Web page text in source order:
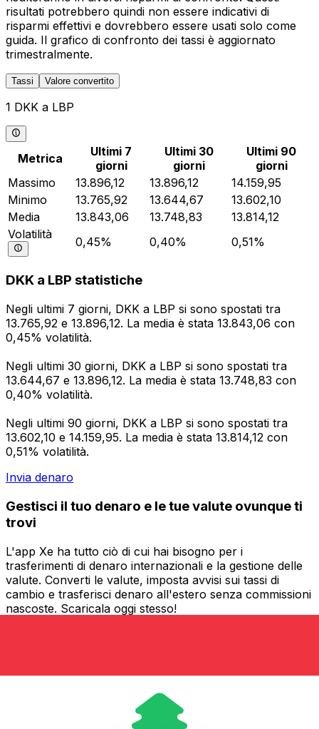
risultati potrebbero quindi non essere indicativi di
risparmi effettivi e dovrebbero essere usati solo come
guida. Il grafico di confronto dei tassi è aggiornato
trimestralmente.
Tassi Valore convertito
1 DKK a LBP
Metrica
Ultimi 7
giorni
Ultimi 30
giorni
Ultimi 90
giorni
Massimo
13.896,12 13.896,12
14.159,95
Minimo
13.765,92 13.644,67
13.602,10
Media
13.843,06 13.748,83
13.814,12
Volatilità
0,45% 0,40% 0,51%
DKK a LBP statistiche
Negli ultimi 7 giorni, DKK a LBP si sono spostati tra
13.765,92 e 13.896,12. La media è stata 13.843,06 con
0,45% volatilità.
Negli ultimi 30 giorni, DKK a LBP si sono spostati tra
13.644,67 e 13.896,12. La media è stata 13.748,83 con
0,40% volatilità.
Negli ultimi 90 giorni, DKK a LBP si sono spostati tra
13.602,10 e 14.159,95. La media è stata 13.814,12 con
0,51% volatilità.
Invia denaro
Gestisci il tuo denaro e le tue valute ovunque ti
trovi
L'app Xe ha tutto ciò di cui hai bisogno per i
trasferimenti di denaro internazionali e la gestione delle
valute. Converti le valute, imposta avvisi sui tassi di
cambio e trasferisci denaro all'estero senza commissioni
nascoste. Scaricala oggi stesso!